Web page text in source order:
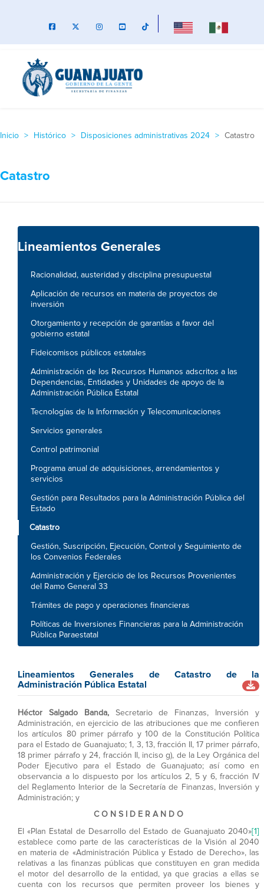
Inicio Histórico Disposiciones administrativas 2024 Catastro
Catastro
Lineamientos Generales
Racionalidad, austeridad y disciplina presupuestal
Aplicación de recursos en materia de proyectos de
inversión
Otorgamiento y recepción de garantías a favor del
gobierno estatal
Fideicomisos públicos estatales
Administración de los Recursos Humanos adscritos a las
Dependencias, Entidades y Unidades de apoyo de la
Administración Pública Estatal
Tecnologías de la Información y Telecomunicaciones
Servicios generales
Control patrimonial
Programa anual de adquisiciones, arrendamientos y
servicios
Gestión para Resultados para la Administración Pública del
Estado
Catastro
Gestión, Suscripción, Ejecución, Control y Seguimiento de
los Convenios Federales
Administración y Ejercicio de los Recursos Provenientes
del Ramo General 33
Trámites de pago y operaciones financieras
Políticas de Inversiones Financieras para la Administración
Pública Paraestatal
Lineamientos Generales de Catastro de la
Administración Pública Estatal
Héctor Salgado Banda,Secretario de Finanzas, Inversión y
Administración, en ejercicio de las atribuciones que me confieren
los artículos 80 primer párrafo y 100 de la Constitución Política
para el Estado de Guanajuato; 1, 3, 13, fracción II, 17 primer párrafo,
18 primer párrafo y 24, fracción II, inciso g), de la Ley Orgánica del
Poder Ejecutivo para el Estado de Guanajuato; así como en
observancia a lo dispuesto por los artículos 2, 5 y 6, fracción IV
del Reglamento Interior de la Secretaría de Finanzas, Inversión y
Administración; y
C O N S I D E R A N D O
El «Plan Estatal de Desarrollo del Estado de Guanajuato 2040»[1]
establece como parte de las características de la Visión al 2040
en materia de «Administración Pública y Estado de Derecho», las
relativas a las finanzas públicas que constituyen en gran medida
el motor del desarrollo de la entidad, ya que gracias a ellas se
cuenta con los recursos que permiten proveer los bienes y